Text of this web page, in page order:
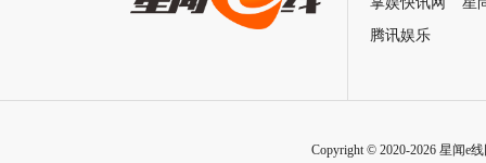
腾讯娱乐
Copyright © 2020-2026 星闻e